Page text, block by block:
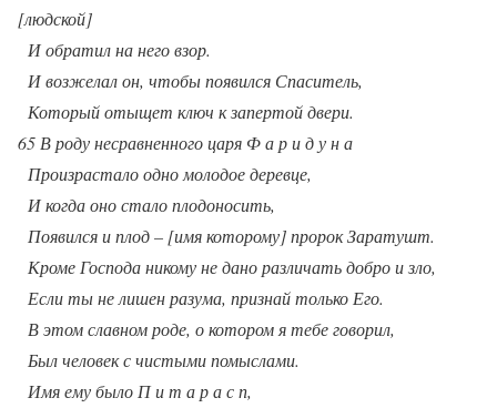
[людской]
И обратил на него взор.
И возжелал он, чтобы появился Спаситель,
Который отыщет ключ к запертой двери.
65 В роду несравненного царя Ф а р и д у н а
Произрастало одно молодое деревце,
И когда оно стало плодоносить,
Появился и плод – [имя которому] пророк Заратушт.
Кроме Господа никому не дано различать добро и зло,
Если ты не лишен разума, признай только Его.
В этом славном роде, о котором я тебе говорил,
Был человек с чистыми помыслами.
Имя ему было П и т а р а с п,